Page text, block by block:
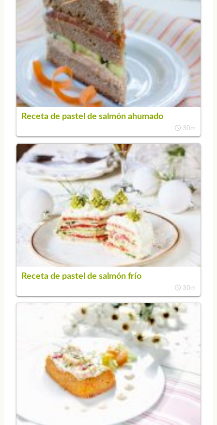
Receta de pastel de salmón ahumado
30m
Receta de pastel de salmón frío
30m